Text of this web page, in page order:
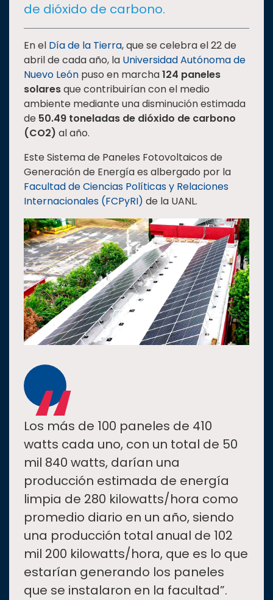
SUSTENTABILIDAD
TEMAS
Oferta
educativa
Estudiantes
Investigación
Internacionalización
social
Vinculación
Historia
Universiada
Nacional
de dióxido de carbono.
En el Día de la Tierra, que se celebra el 22 de
abril de cada año, la Universidad Autónoma de
Nuevo León puso en marcha124 paneles
solaresque contribuirían con el medio
ambiente mediante una disminución estimada
de 50.49 toneladas de dióxido de carbono
(CO2) al año.
Este Sistema de Paneles Fotovoltaicos de
Generación de Energía es albergado por la
Facultad de Ciencias Políticas y Relaciones
Internacionales (FCPyRI) de la UANL.
“
Los más de 100 paneles de 410
watts cada uno, con un total de 50
mil 840 watts, darían una
producción estimada de energía
limpia de 280 kilowatts/hora como
promedio diario en un año, siendo
una producción total anual de 102
mil 200 kilowatts/hora, que es lo que
estarían generando los paneles
que se instalaron en la facultad”.